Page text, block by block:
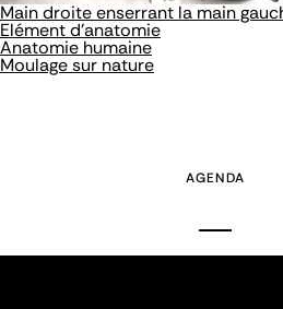
Main droite enserrant la main
Elément d'anatomie
Anatomie humaine
Moulage sur nature
AGENDA